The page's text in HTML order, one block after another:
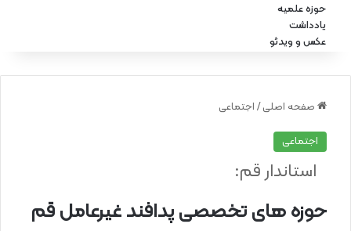
حوزه علمیه
یادداشت
عکس و ویدئو
صفحه اصلی / اجتماعی
اجتماعی
حوزه های تخصصی پدافند غیرعامل قم
استاندار قم: